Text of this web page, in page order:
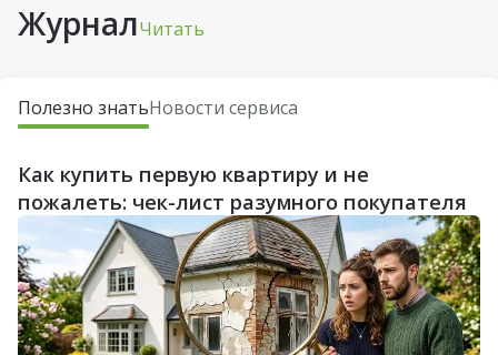
ЖурналЧитать
Полезно знатьНовости сервиса
Как купить первую квартиру и не
пожалеть: чек-лист разумного покупателя